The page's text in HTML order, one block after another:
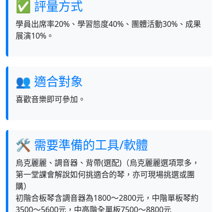
✅ 評量方式
學員出席率20%、學習態度40%、團體活動30%、成果
展演10%。
👥 適合對象
喜歡音樂即可參加。
🛠 需要準備的工具/軟體
烏克麗麗、調音器、背帶(選配)（烏克麗麗選項眾多，
第一堂課會解說如何挑適合的琴，亦可現場挑選或團
購）
初階合板琴含調音器為1800～2800元，中階單板琴約
3500～5600元，中高階全單板7500～8800元